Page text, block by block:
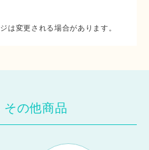
は変更される場合があります。
その他商品